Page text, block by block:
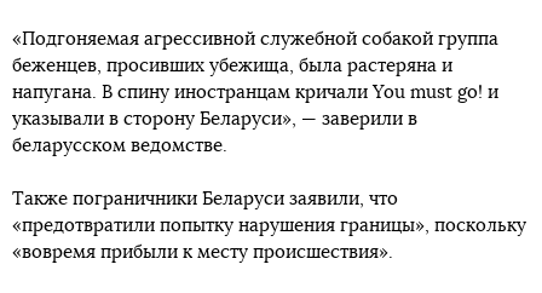
«Подгоняемая агрессивной служебной собакой группа
беженцев, просивших убежища, была растеряна и
напугана. В спину иностранцам кричали You must go! и
указывали в сторону Беларуси», — заверили в
беларусском ведомстве.
Также пограничники Беларуси заявили, что
«предотвратили попытку нарушения границы», поскольку
«вовремя прибыли к месту происшествия».